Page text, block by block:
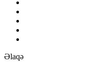
Əlaqə